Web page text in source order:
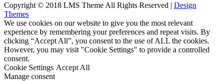
Copyright © 2018 LMS Theme All Rights Reserved | Design
Themes
We use cookies on our website to give you the most relevant
experience by remembering your preferences and repeat visits. By
clicking “Accept All”, you consent to the use of ALL the cookies.
However, you may visit "Cookie Settings" to provide a controlled
consent.
Cookie Settings Accept All
Manage consent